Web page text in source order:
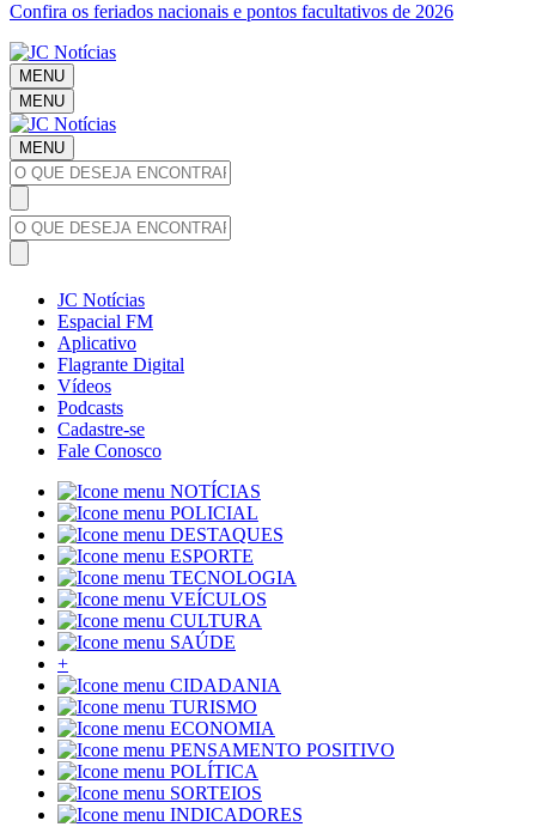
Confira os feriados nacionais e pontos facultativos de 2026
MENU
MENU
MENU
JC Notícias
Espacial FM
Aplicativo
Flagrante Digital
Vídeos
Podcasts
Cadastre-se
Fale Conosco
NOTÍCIAS
POLICIAL
DESTAQUES
ESPORTE
TECNOLOGIA
VEÍCULOS
CULTURA
SAÚDE
+
CIDADANIA
TURISMO
ECONOMIA
PENSAMENTO POSITIVO
POLÍTICA
SORTEIOS
INDICADORES